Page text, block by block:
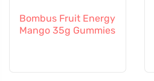
Bombus Fruit Energy
Mango 35g Gummies